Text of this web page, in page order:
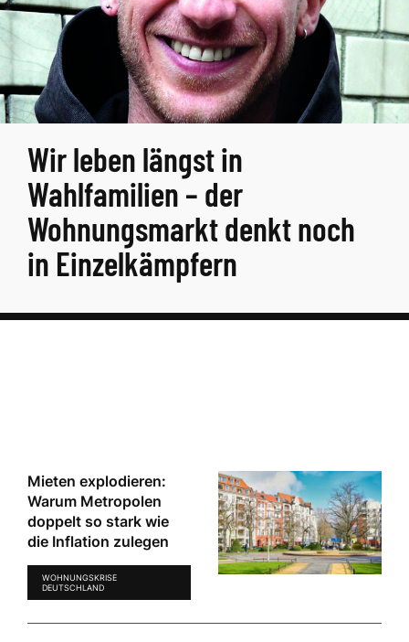
Wir leben längst in
Wahlfamilien – der
Wohnungsmarkt denkt noch
in Einzelkämpfern
Mieten explodieren:
Warum Metropolen
doppelt so stark wie
die Inflation zulegen
WOHNUNGSKRISE
DEUTSCHLAND